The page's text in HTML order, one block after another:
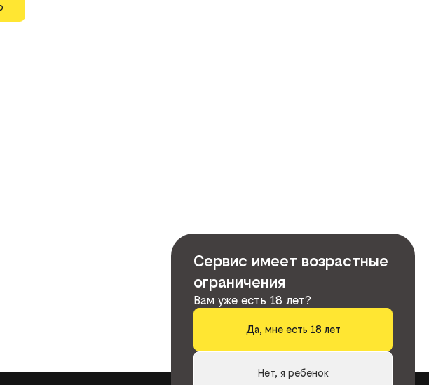
Сервис имеет возрастные
ограничения
Вам уже есть 18 лет?
Да, мне есть 18 лет
Нет, я ребенок